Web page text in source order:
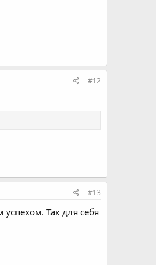
#12
#13
Так для себя